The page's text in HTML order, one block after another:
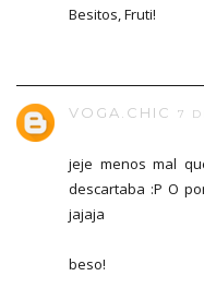
Besitos, Fruti!
VOGA.CHIC 7
jeje menos mal
descartaba :P O
jajaja
beso!